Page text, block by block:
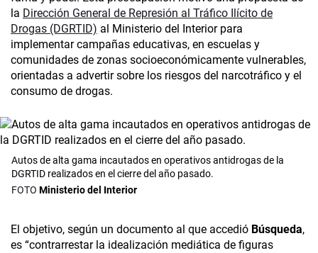
la Dirección General de Represión al Tráfico Ilícito de
Drogas (DGRTID) al Ministerio del Interior para
implementar campañas educativas, en escuelas y
comunidades de zonas socioeconómicamente vulnerables,
orientadas a advertir sobre los riesgos del narcotráfico y el
consumo de drogas.
Autos de alta gama incautados en operativos antidrogas de la
DGRTID realizados en el cierre del año pasado.
Ministerio del Interior
El objetivo, según un documento al que accedió Búsqueda,
es “contrarrestar la idealización mediática de figuras